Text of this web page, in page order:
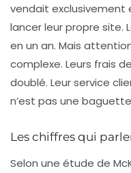
vendait exclusivement
lancer leur propre site.
en un an. Mais
complexe. Leurs frais
doublé. Leur service
n’est pas une
Les chiffres qui
Selon une étude de